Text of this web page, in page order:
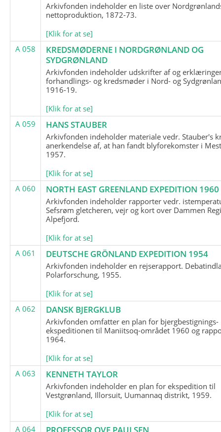
Arkivfonden indeholder en liste over
nettoproduktion, 1872-73.
[Klik for at se]
A 058
KREDSMØDERNE I NORDGRØNLAND OG
SYDGRØNLAND
Arkivfonden indeholder udskrifter af og
forhandlings- og kredsmøder i Nord- og
1916-19.
[Klik for at se]
A 059
HANS STAUBER
Arkivfonden indeholder materiale vedr. Stauber's
anerkendelse af, at han fandt blyforekomster i
1957.
[Klik for at se]
A 060
NORTH EAST GREENLAND EXPEDITION 1960
Arkivfonden indeholder rapporter vedr.
Sefsrøm gletcheren, vejr og kort over Dammen
Alpefjord.
[Klik for at se]
A 061
DEUTSCHE GRÖNLAND EXPEDITION 1954
Arkivfonden indeholder en rejserapport.
Polarforschung, 1955.
[Klik for at se]
A 062
DANSK BJERGKLUB
Arkivfonden omfatter en plan for bjergbestignings-
ekspeditionen til Maniitsoq-området 1960 og
1964.
[Klik for at se]
A 063
KENNETH TAYLOR
Arkivfonden indeholder en plan for ekspedition til
Vestgrønland, Illorsuit, Uumannaq distrikt, 1959.
[Klik for at se]
A 064
PROFESSOR OVE PAULSEN